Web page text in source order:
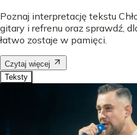
Poznaj interpretację tekstu
gitary i refrenu oraz sprawdź,
łatwo zostaje w pamięci.
Czytaj więcej
Teksty